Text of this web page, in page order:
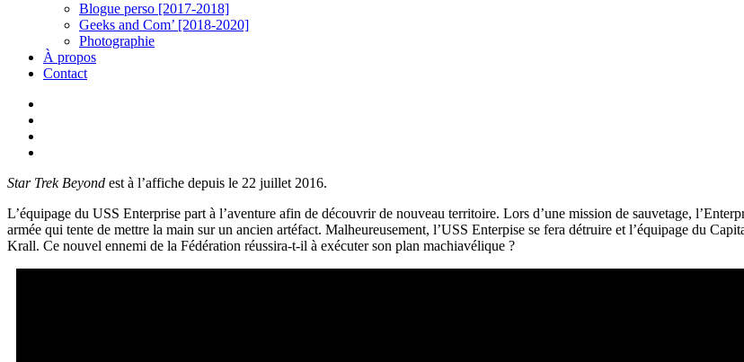
Blogue perso [2017-2018]
Geeks and Com’ [2018-2020]
Photographie
À propos
Contact
Star Trek Beyond est à l’affiche depuis le 22 juillet 2016.
L’équipage du USS Enterprise part à l’aventure afin de découvrir de nouveau territoire. Lors d’une mission de sauvetage,
armée qui tente de mettre la main sur un ancien artéfact. Malheureusement, l’USS Enterpise se fera détruire et l’équipage du
Krall. Ce nouvel ennemi de la Fédération réussira-t-il à exécuter son plan machiavélique ?